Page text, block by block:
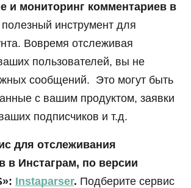
и мониторинг комментариев в
инструмент для
Вовремя отслеживая
пользователей, вы не
сообщений. Это могут быть
с вашим продуктом, заявки
подписчиков и т.д.
для отслеживания
в Инстаграм, по версии
Instaparser. Подберите сервис